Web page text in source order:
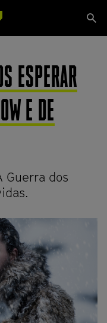
ESPERAR
E DE
Guerra dos